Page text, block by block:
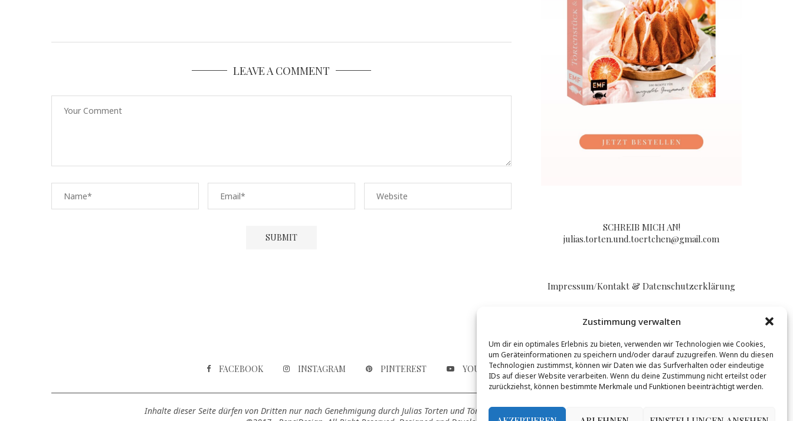
Zustimmung verwalten
Um dir ein optimales Erlebnis zu bieten, verwenden wir Technologien wie Cookies,
um Geräteinformationen zu speichern und/oder darauf zuzugreifen. Wenn du diesen
Technologien zustimmst, können wir Daten wie das Surfverhalten oder eindeutige
IDs auf dieser Website verarbeiten. Wenn du deine Zustimmung nicht erteilst oder
zurückziehst, können bestimmte Merkmale und Funktionen beeinträchtigt werden.
LEAVE A COMMENT
SCHREIB MICH AN!
julias.torten.und.toertchen@gmail.com
Impressum/Kontakt & Datenschutzerklärung
FACEBOOK INSTAGRAM PINTEREST YOUTUBE BLOGLOVIN
Inhalte dieser Seite dürfen von Dritten nur nach Genehmigung durch Julias Torten und Törtchen genutzt werden, mehr Infos gibt es